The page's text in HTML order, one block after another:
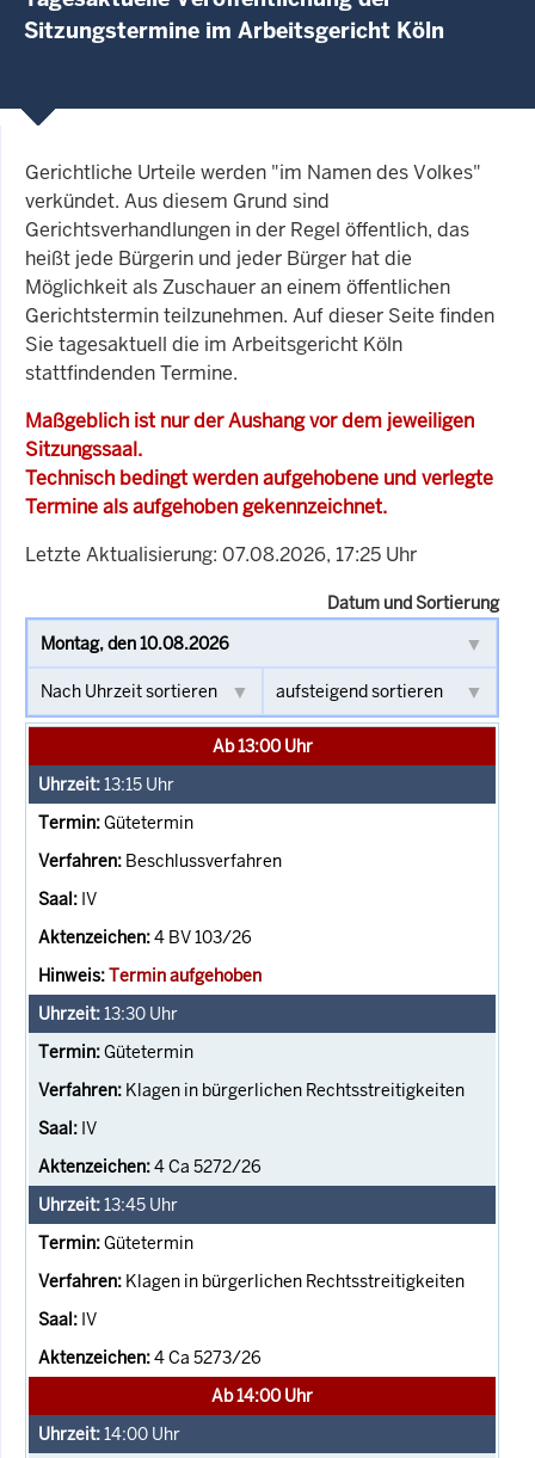
Sitzungstermine im Arbeitsgericht Köln
Gerichtliche Urteile werden "im Namen des Volkes"
verkündet. Aus diesem Grund sind
Gerichtsverhandlungen in der Regel öffentlich, das
heißt jede Bürgerin und jeder Bürger hat die
Möglichkeit als Zuschauer an einem öffentlichen
Gerichtstermin teilzunehmen. Auf dieser Seite finden
Sie tagesaktuell die im Arbeitsgericht Köln
stattfindenden Termine.
Maßgeblich ist nur der Aushang vor dem jeweiligen
Sitzungssaal.
Technisch bedingt werden aufgehobene und verlegte
Termine als aufgehoben gekennzeichnet.
Letzte Aktualisierung: 07.08.2026, 17:25 Uhr
Datum und Sortierung
Ab 13:00 Uhr
13:15 Uhr
Gütetermin
Beschlussverfahren
IV
4 BV 103/26
Termin aufgehoben
13:30 Uhr
Gütetermin
Klagen in bürgerlichen Rechtsstreitigkeiten
IV
4 Ca 5272/26
13:45 Uhr
Gütetermin
Klagen in bürgerlichen Rechtsstreitigkeiten
IV
4 Ca 5273/26
Ab 14:00 Uhr
14:00 Uhr